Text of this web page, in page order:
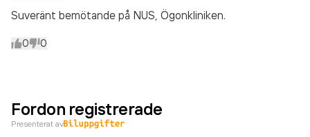
Suveränt bemötande på NUS, Ögonkliniken.
0 0
Fordon registrerade
Presenterat av